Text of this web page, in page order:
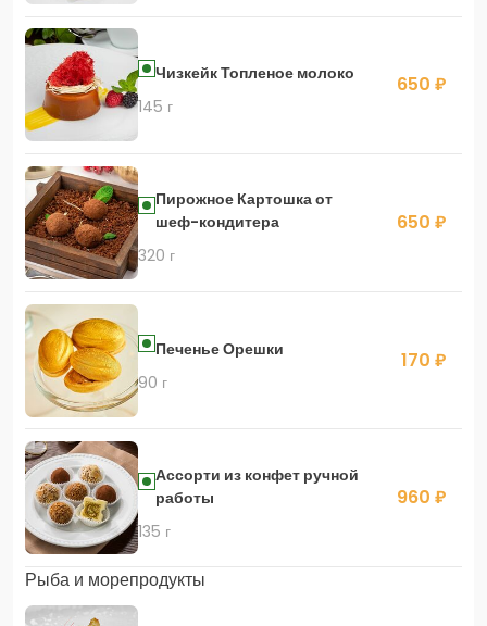
Чизкейк Топленое молоко
145 г
650 ₽
Пирожное Картошка от
шеф-кондитера
320 г
650 ₽
Печенье Орешки
90 г
170 ₽
Ассорти из конфет ручной
работы
135 г
960 ₽
Рыба и морепродукты